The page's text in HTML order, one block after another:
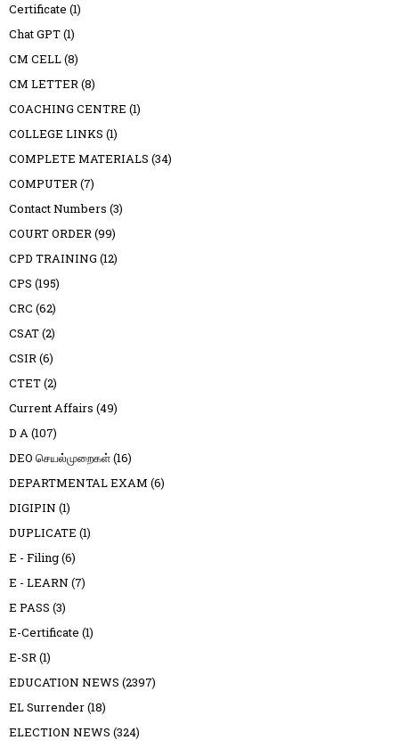
Certificate (1)
Chat GPT(1)
CM CELL(8)
CM LETTER(8)
COACHING CENTRE (1)
COLLEGE LINKS (1)
COMPLETE MATERIALS (34)
COMPUTER(7)
Contact Numbers (3)
COURT ORDER(99)
CPD TRAINING (12)
CPS (195)
CRC (62)
CSAT(2)
CSIR(6)
CTET(2)
Current Affairs (49)
D A(107)
DEO செயல்முறைகள்(16)
DEPARTMENTAL EXAM (6)
DIGIPIN (1)
DUPLICATE (1)
E - Filing(6)
E - LEARN (7)
E PASS (3)
E-Certificate (1)
E-SR(1)
EDUCATION NEWS (2397)
EL Surrender(18)
ELECTION NEWS (324)